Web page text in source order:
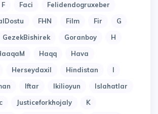
F Faci
Felidendogruxeber
FHN Film Fir
G
GezekBishirek Goranboy
H
Haqq
Hava
Herseydaxil Hindistan
I
Iftar Ikilioyun
Islahatlar
Justiceforkhojaly
K